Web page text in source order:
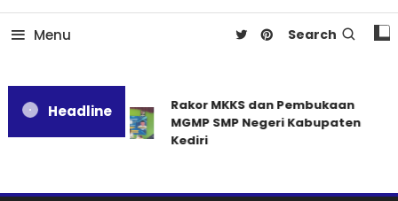
Menu Search
Headline
Rakor MKKS dan Pembukaan
MGMP SMP Negeri Kabupaten
Kediri